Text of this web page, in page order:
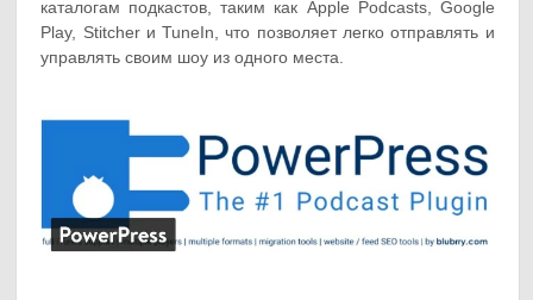
каталогам подкастов, таким как Apple Podcasts, Google
Play, Stitcher и TuneIn, что позволяет легко отправлять и
управлять своим шоу из одного места.